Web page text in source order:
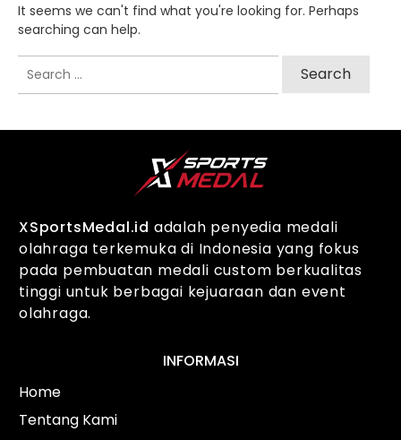
It seems we can't find what you're looking for. Perhaps
searching can help.
Search
for:
XSportsMedal.id adalah penyedia medali
olahraga terkemuka di Indonesia yang fokus
pada pembuatan medali custom berkualitas
tinggi untuk berbagai kejuaraan dan event
olahraga.
INFORMASI
Home
Tentang Kami